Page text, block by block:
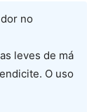
no
leves de má
O uso